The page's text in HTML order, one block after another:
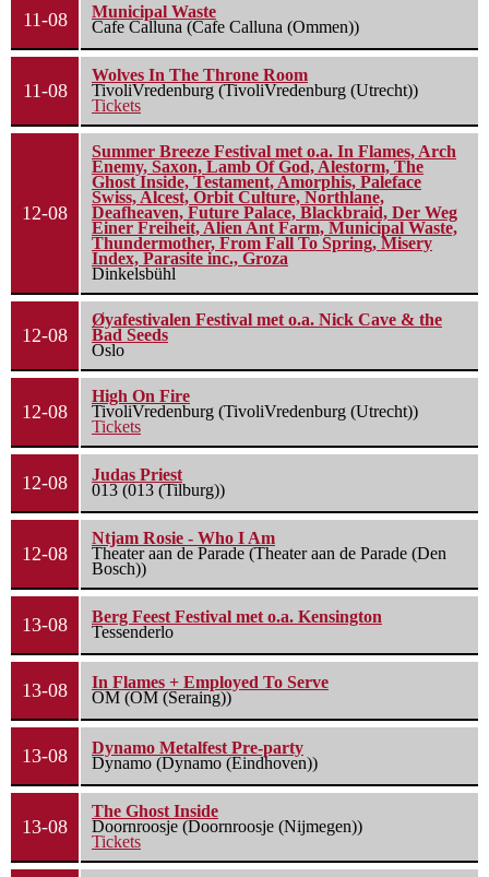
11-08
Municipal Waste
Cafe Calluna (Cafe Calluna (Ommen))
11-08
Wolves In The Throne Room
TivoliVredenburg (TivoliVredenburg (Utrecht))
Tickets
12-08
Summer Breeze Festival met o.a. In Flames, Arch
Enemy, Saxon, Lamb Of God, Alestorm, The
Ghost Inside, Testament, Amorphis, Paleface
Swiss, Alcest, Orbit Culture, Northlane,
Deafheaven, Future Palace, Blackbraid, Der Weg
Einer Freiheit, Alien Ant Farm, Municipal Waste,
Thundermother, From Fall To Spring, Misery
Index, Parasite inc., Groza
Dinkelsbühl
12-08
Øyafestivalen Festival met o.a. Nick Cave & the
Bad Seeds
Oslo
12-08
High On Fire
TivoliVredenburg (TivoliVredenburg (Utrecht))
Tickets
12-08
Judas Priest
013 (013 (Tilburg))
12-08
Ntjam Rosie - Who I Am
Theater aan de Parade (Theater aan de Parade (Den
Bosch))
13-08
Berg Feest Festival met o.a. Kensington
Tessenderlo
13-08
In Flames + Employed To Serve
OM (OM (Seraing))
13-08
Dynamo Metalfest Pre-party
Dynamo (Dynamo (Eindhoven))
13-08
The Ghost Inside
Doornroosje (Doornroosje (Nijmegen))
Tickets